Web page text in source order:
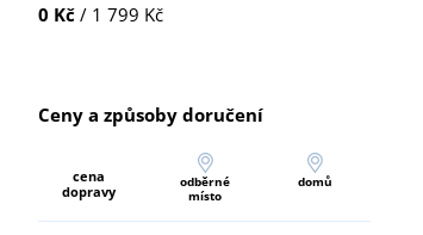
0 Kč / 1 799 Kč
Ceny a způsoby doručení
cena
dopravy
odběrné
místo
domů